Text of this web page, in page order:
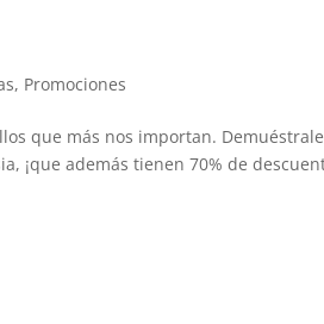
, Promociones
que más nos importan.
¡que además tienen 70% de